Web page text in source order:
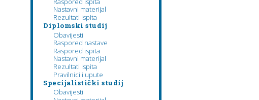
Nastavni materijal
Rezultati ispita
Diplomski studij
Obavijesti
Raspored nastave
Raspored ispita
Nastavni materijal
Rezultati ispita
Pravilnici i upute
Specijalistički studij
Obavijesti